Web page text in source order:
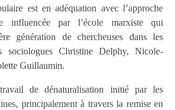
est en adéquation avec l’approche
influencée par l’école marxiste qui
génération de chercheuses dans les
sociologues Christine Delphy, Nicole-
Guillaumin.
de dénaturalisation initié par les
principalement à travers la remise en